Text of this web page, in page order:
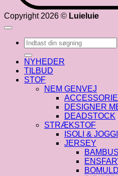
Copyright 2026 © Luieluie
Søg
efter:
NYHEDER
TILBUD
STOF
NEM GENVEJ
DESIGNER
DEADSTOCK
STRÆKSTOF
ISOLI &
JERSEY